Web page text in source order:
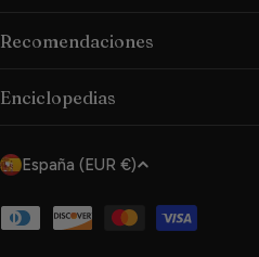
Recomendaciones
Enciclopedias
P
í
España (EUR €)
Métodos